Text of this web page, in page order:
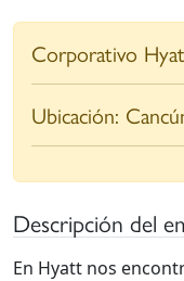
Corporativo
Ubicación:
Descripción del
En Hyatt nos